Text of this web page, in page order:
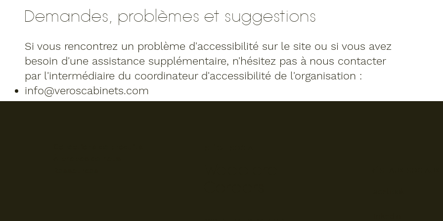
Demandes, problèmes et suggestions
Si vous rencontrez un problème d'accessibilité sur le site ou si vous avez
besoin d'une assistance supplémentaire, n'hésitez pas à nous contacter
par l'intermédiaire du coordinateur d'accessibilité de l'organisation :
info@veroscabinets.com